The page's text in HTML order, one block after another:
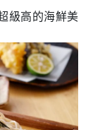
級高的海鮮美